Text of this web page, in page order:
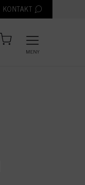
KONTAKT
MENY